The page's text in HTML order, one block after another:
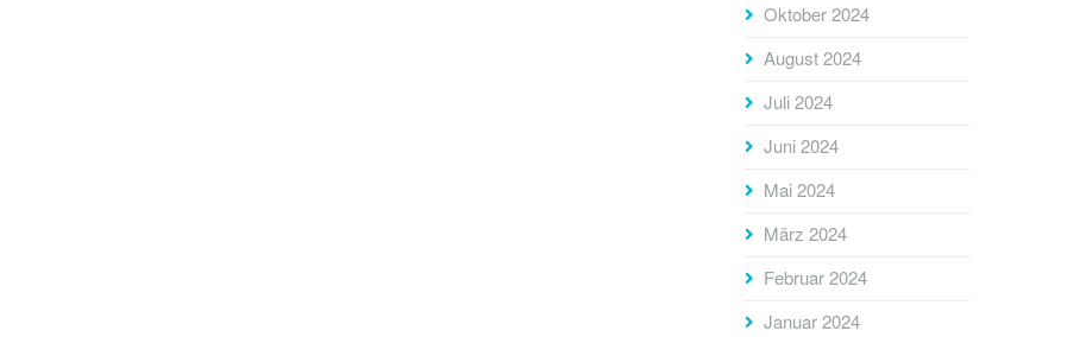
Oktober 2024
August 2024
Juli 2024
Juni 2024
Mai 2024
März 2024
Februar 2024
Januar 2024